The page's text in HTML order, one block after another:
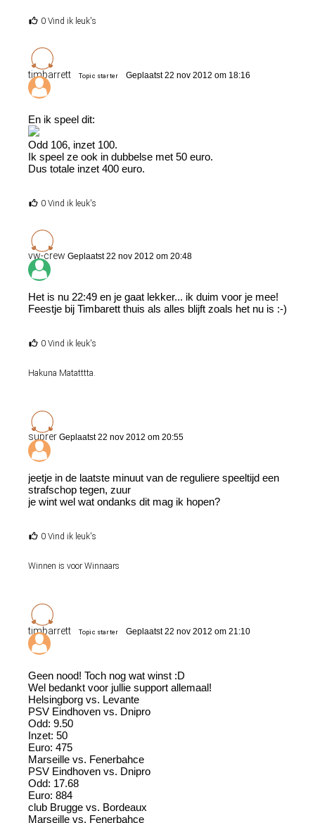
0 Vind ik leuk's
timbarrett Topic starter Geplaatst 22 nov 2012 om 18:16
En ik speel dit:
Odd 106, inzet 100.
Ik speel ze ook in dubbelse met 50 euro.
Dus totale inzet 400 euro.
0 Vind ik leuk's
vw-crew Geplaatst 22 nov 2012 om 20:48
Het is nu 22:49 en je gaat lekker... ik duim voor je mee!
Feestje bij Timbarett thuis als alles blijft zoals het nu is :-)
0 Vind ik leuk's
Hakuna Matatttta.
suprer Geplaatst 22 nov 2012 om 20:55
jeetje in de laatste minuut van de reguliere speeltijd een
strafschop tegen, zuur
je wint wel wat ondanks dit mag ik hopen?
0 Vind ik leuk's
Winnen is voor Winnaars
timbarrett Topic starter Geplaatst 22 nov 2012 om 21:10
Geen nood! Toch nog wat winst :D
Wel bedankt voor jullie support allemaal!
Helsingborg vs. Levante
PSV Eindhoven vs. Dnipro
Odd: 9.50
Inzet: 50
Euro: 475
Marseille vs. Fenerbahce
PSV Eindhoven vs. Dnipro
Odd: 17.68
Euro: 884
club Brugge vs. Bordeaux
Marseille vs. Fenerbahce